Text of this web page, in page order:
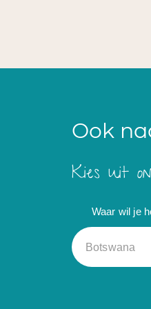
Ook
Kies uit
Waar wil je
Botswana